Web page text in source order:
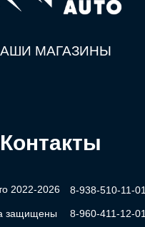
МАГАЗИНЫ
Контакты
2022-2026
защищены
8-938-510-11-01
8-960-411-12-01